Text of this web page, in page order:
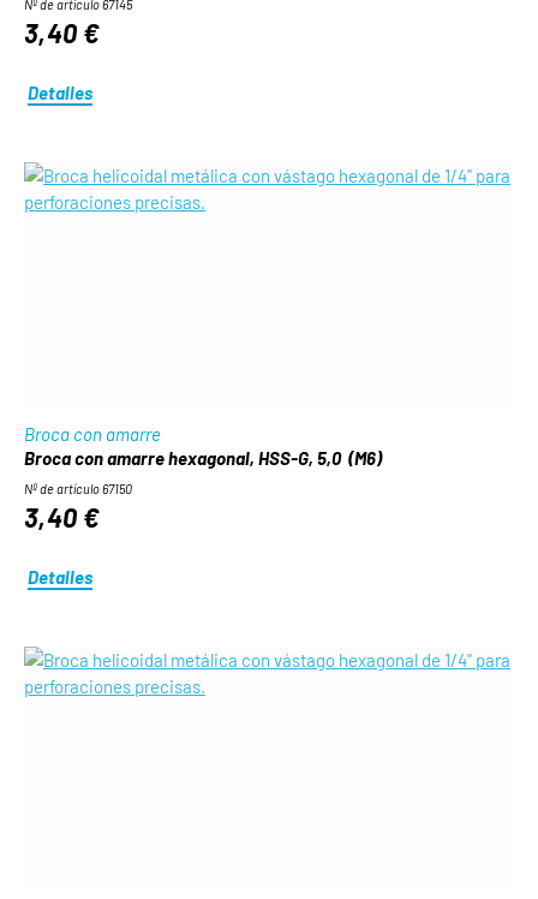
Nº de artículo 67145
3,40 €
Detalles
Broca con amarre
Broca con amarre hexagonal, HSS-G, 5,0 (M6)
Nº de artículo 67150
3,40 €
Detalles